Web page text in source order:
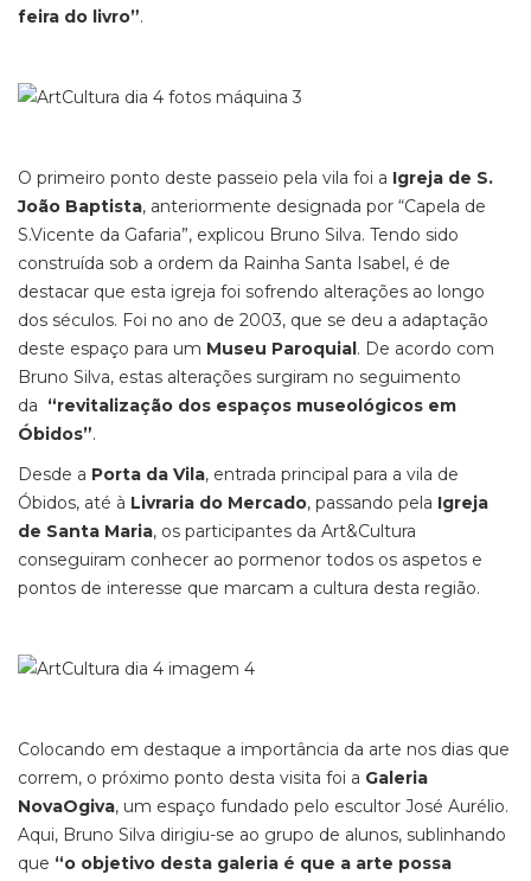
feira do livro”.
O primeiro ponto deste passeio pela vila foi a Igreja de S.
João Baptista, anteriormente designada por “Capela de
S.Vicente da Gafaria”, explicou Bruno Silva. Tendo sido
construída sob a ordem da Rainha Santa Isabel, é de
destacar que esta igreja foi sofrendo alterações ao longo
dos séculos. Foi no ano de 2003, que se deu a adaptação
deste espaço para um Museu Paroquial. De acordo com
Bruno Silva, estas alterações surgiram no seguimento
da “revitalização dos espaços museológicos em
Óbidos”.
Desde a Porta da Vila, entrada principal para a vila de
Óbidos, até à Livraria do Mercado, passando pela Igreja
de Santa Maria, os participantes da Art&Cultura
conseguiram conhecer ao pormenor todos os aspetos e
pontos de interesse que marcam a cultura desta região.
Colocando em destaque a importância da arte nos dias que
correm, o próximo ponto desta visita foi a Galeria
NovaOgiva, um espaço fundado pelo escultor José Aurélio.
Aqui, Bruno Silva dirigiu-se ao grupo de alunos, sublinhando
que “o objetivo desta galeria é que a arte possa